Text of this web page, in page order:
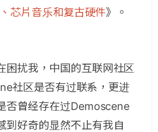
芯片音乐和复古硬件》。
困扰我，中国的互联网社区
社区是否有过联系，更进
否曾经存在过Demoscene
到好奇的显然不止有我自